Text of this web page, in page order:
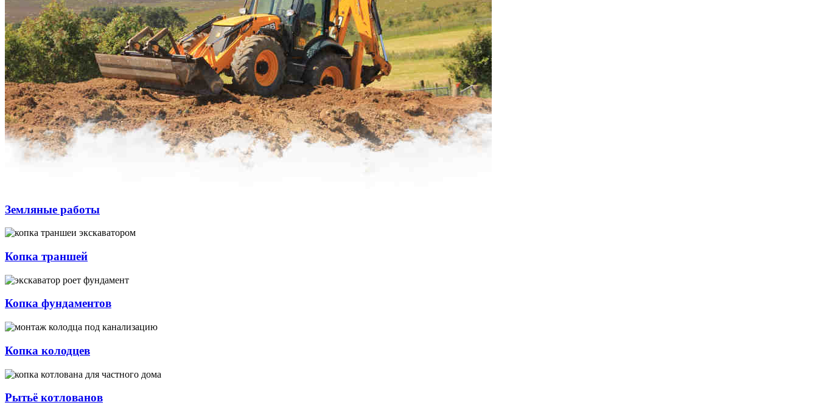
Земляные работы
Копка траншей
Копка фундаментов
Копка колодцев
Рытьё котлованов